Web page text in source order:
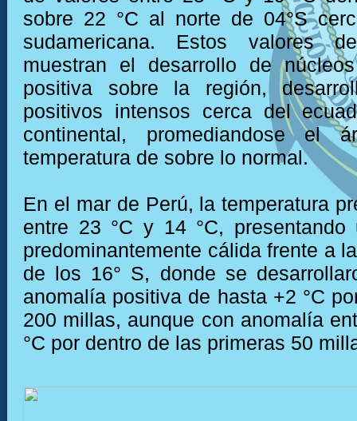
sobre 22 °C al norte de 04°S
sudamericana. Estos valores
muestran el desarrollo de
positiva sobre la región,
positivos intensos cerca del
continental, promediandose el
temperatura de sobre lo normal.
En el mar de Perú, la temperatura
entre 23 °C y 14 °C, presentando
predominantemente cálida frente a
de los 16° S, donde se
anomalía positiva de hasta +2 °C
200 millas, aunque con anomalía
°C por dentro de las primeras 50